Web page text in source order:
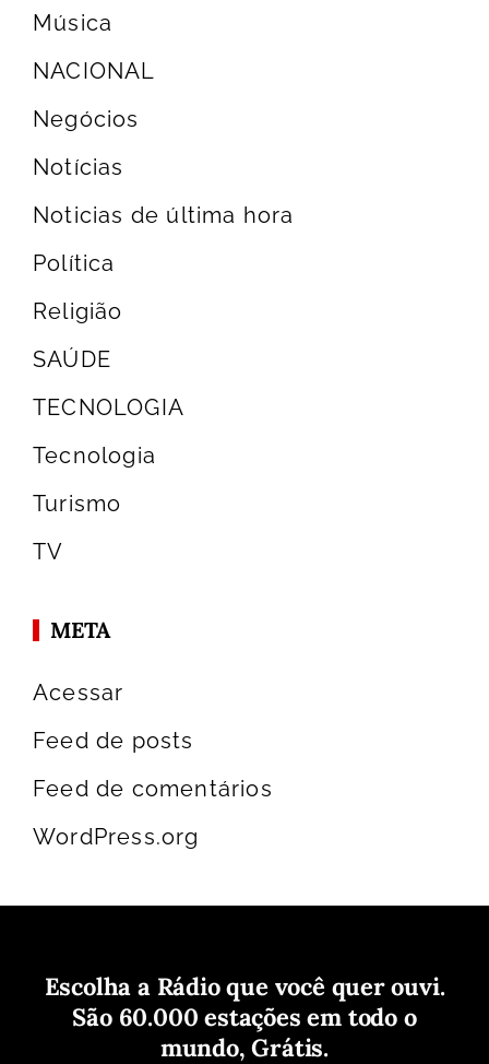
Música
NACIONAL
Negócios
Notícias
Noticias de última hora
Política
Religião
SAÚDE
TECNOLOGIA
Tecnologia
Turismo
TV
META
Acessar
Feed de posts
Feed de comentários
WordPress.org
Escolha a Rádio que você quer ouvi.
São 60.000 estações em todo o
mundo, Grátis.